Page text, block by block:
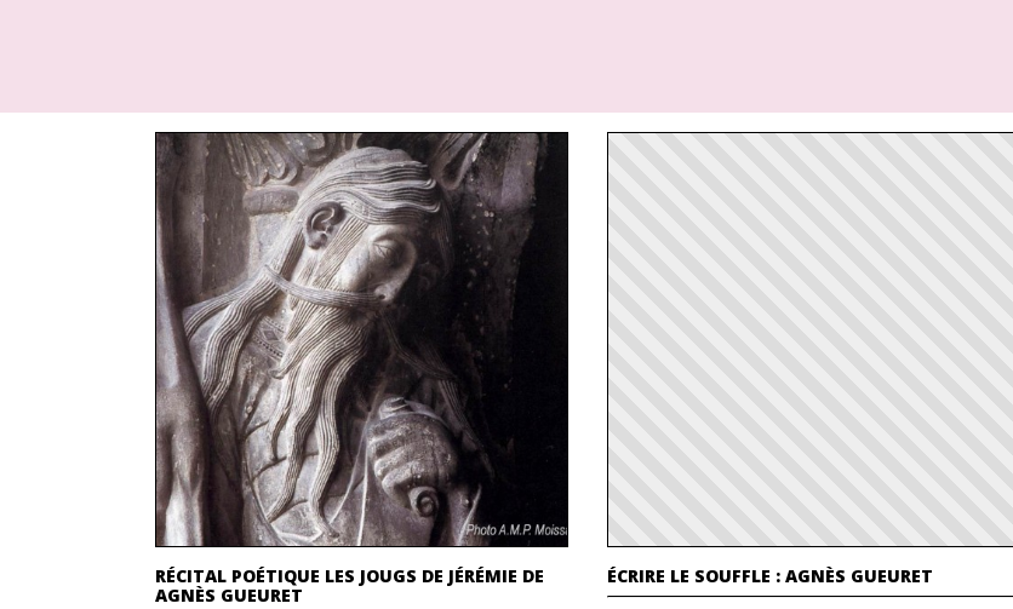
RÉCITAL POÉTIQUE LES JOUGS DE JÉRÉMIE DE
AGNÈS GUEURET
ÉCRIRE LE SOUFFLE : AGNÈS GUEURET